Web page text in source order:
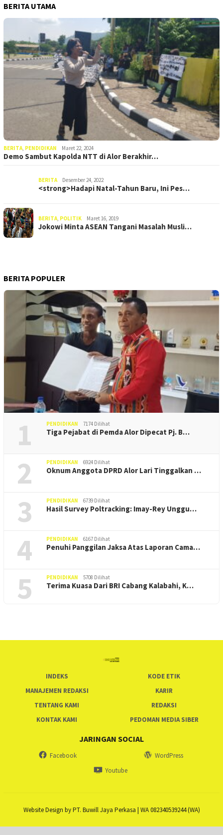
BERITA UTAMA
BERITA, PENDIDIKAN Maret 22, 2024
Demo Sambut Kapolda NTT di Alor Berakhir…
BERITA Desember 24, 2022
<strong>Hadapi Natal-Tahun Baru, Ini Pes…
BERITA, POLITIK Maret 16, 2019
Jokowi Minta ASEAN Tangani Masalah Musli…
BERITA POPULER
1 PENDIDIKAN 7174 Dilihat
Tiga Pejabat di Pemda Alor Dipecat Pj. B…
2 PENDIDIKAN 6924 Dilihat
Oknum Anggota DPRD Alor Lari Tinggalkan …
3 PENDIDIKAN 6739 Dilihat
Hasil Survey Poltracking: Imay-Rey Unggu…
4 PENDIDIKAN 6167 Dilihat
Penuhi Panggilan Jaksa Atas Laporan Cama…
5 PENDIDIKAN 5708 Dilihat
Terima Kuasa Dari BRI Cabang Kalabahi, K…
INDEKS
KODE ETIK
MANAJEMEN REDAKSI
KARIR
TENTANG KAMI
REDAKSI
KONTAK KAMI
PEDOMAN MEDIA SIBER
JARINGAN SOCIAL
Facebook
WordPress
Youtube
Website Design by PT. Buwill Jaya Perkasa | WA 082340539244 (WA)